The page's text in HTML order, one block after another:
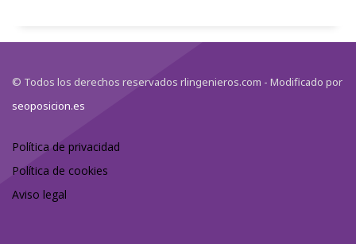
© Todos los derechos reservados rlingenieros.com - Modificado por
seoposicion.es
Política de privacidad
Política de cookies
Aviso legal